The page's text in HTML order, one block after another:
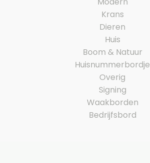
Krans
Dieren
Huis
Boom & Natuur
Huisnummerbordje
Overig
Signing
Waakborden
Bedrijfsbord